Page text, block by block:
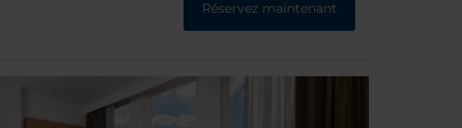
Réservez maintenant